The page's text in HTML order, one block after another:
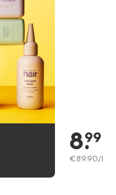
8.
99
€89.90/l